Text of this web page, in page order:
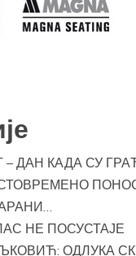
– ДАН КАДА СУ
НЕ ПОСУСТАЈЕ
ОДЛУКА